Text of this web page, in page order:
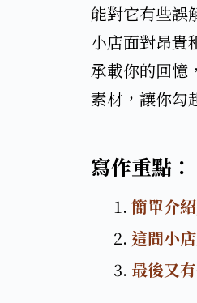
能對它有些誤
小店面對昂
承載你的回憶
素材，讓你勾
寫作重點：
簡單介
這間小
最後又